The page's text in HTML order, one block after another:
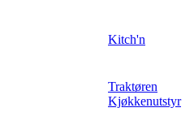
Kitch'n
Traktøren
Kjøkkenutstyr